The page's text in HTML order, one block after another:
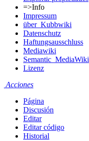
=>Info
Impressum
über_Kubbwiki
Datenschutz
Haftungsausschluss
Mediawiki
Semantic_MediaWiki
Lizenz
Acciones
Página
Discusión
Editar
Editar código
Historial